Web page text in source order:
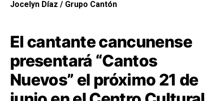
Jocelyn Díaz / Grupo Cantón
El cantante cancunense
presentará “Cantos
Nuevos” el próximo 21 de